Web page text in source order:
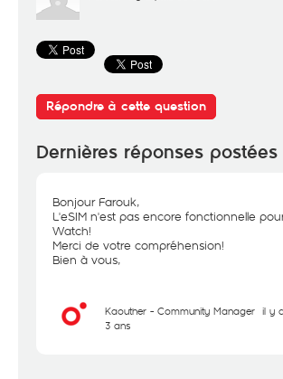
Répondre à cette question
Dernières réponses postées
Bonjour Farouk,
L'eSIM n'est pas encore fonctionnelle
Watch!
Merci de votre compréhension!
Bien à vous,
Kaouther - Community Manager il y
3 ans